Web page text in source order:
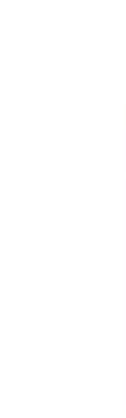
kullanım alanları
En İyi Uçucu
Sağlık ve güzellik
markalarını, kalite,
çözümlerle
Bade Natural
Nioli ve
özellikleri, faydaları
Hangi ürün
Bade Natural
Bu makale, Bade
Yağı'nın
karşılaştırarak en